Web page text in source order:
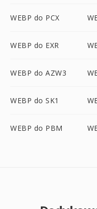
WEBP do PCX
WEBP do EXR
WEBP do AZW3
WEBP do SK1
WEBP do PBM